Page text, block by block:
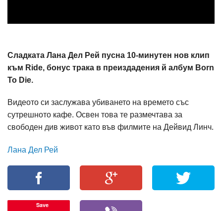
Сладката Лана Дел Рей пусна 10-минутен нов клип
към Ride, бонус трака в преиздадения й албум Born
To Die.
Видеото си заслужава убиването на времето със
сутрешното кафе. Освен това те размечтава за
свободен див живот като във филмите на Дейвид Линч.
Лана Дел Рей
Save